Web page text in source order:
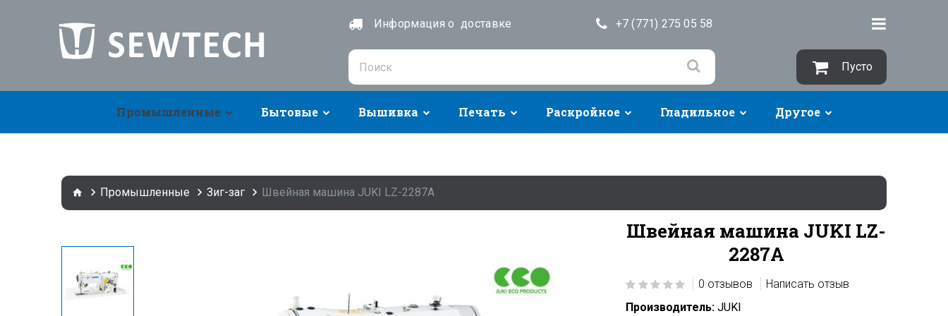
Информация о доставке +7 (771) 275 05 58
Пусто
Промышленные Бытовые Вышивка Печать Раскройное Гладильное Другое
Промышленные Зиг-заг Швейная машина JUKI LZ-2287A
Швейная машина JUKI LZ-
2287A
0 отзывов
Написать отзыв
Производитель: JUKI